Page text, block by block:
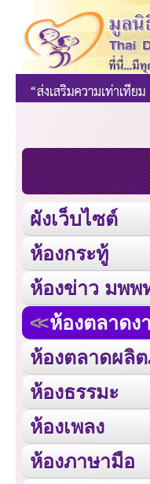
ผังเว็บไซต์
ห้องกระทู้
ห้องข่าว มพพ
ห้องตลาดง
ห้องตลาดผลิ
ห้องธรรมะ
ห้องเพลง
ห้องภาษามือ